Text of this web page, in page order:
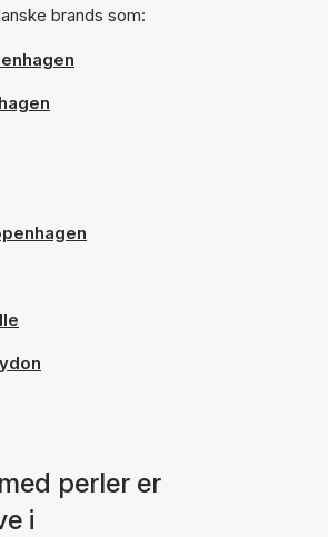
brands som:
perler er
i